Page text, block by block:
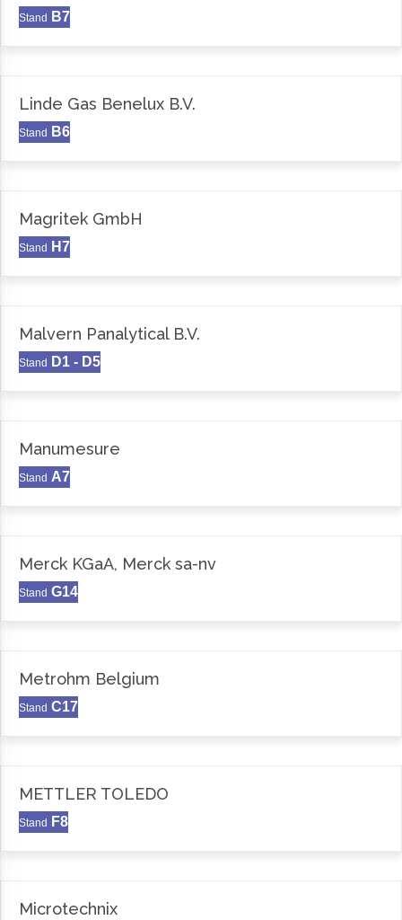
Stand B7
Linde Gas Benelux B.V.
Stand B6
Magritek GmbH
Stand H7
Malvern Panalytical B.V.
Stand D1 - D5
Manumesure
Stand A7
Merck KGaA, Merck sa-nv
Stand G14
Metrohm Belgium
Stand C17
METTLER TOLEDO
Stand F8
Microtechnix